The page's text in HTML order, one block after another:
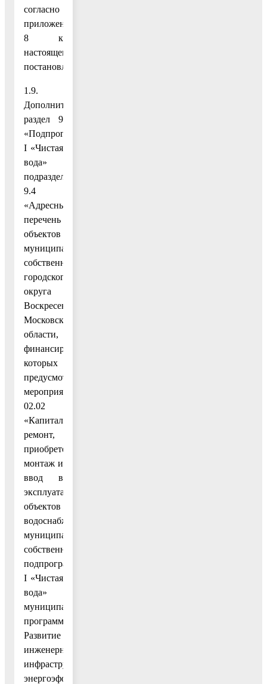
согласно
приложению
8 к
настоящему
постановлению;
1.9.
Дополнить
раздел 9
«Подпрограмма
I «Чистая
вода»
подразделом
9.4
«Адресный
перечень
объектов
муниципальной
собственности
городского
округа
Воскресенск
Московской
области,
финансирование
которых
предусмотрено
мероприятием
02.02
«Капитальный
ремонт,
приобретение,
монтаж и
ввод в
эксплуатацию
объектов
водоснабжения
муниципальной
собственности»
подпрограммы
I «Чистая
вода»
муниципальной
программы
Развитие
инженерной
инфраструктуры,
энергоэффективности